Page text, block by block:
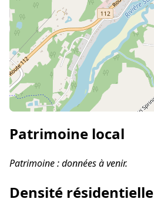
Patrimoine local
Patrimoine : données à venir.
Densité résidentielle